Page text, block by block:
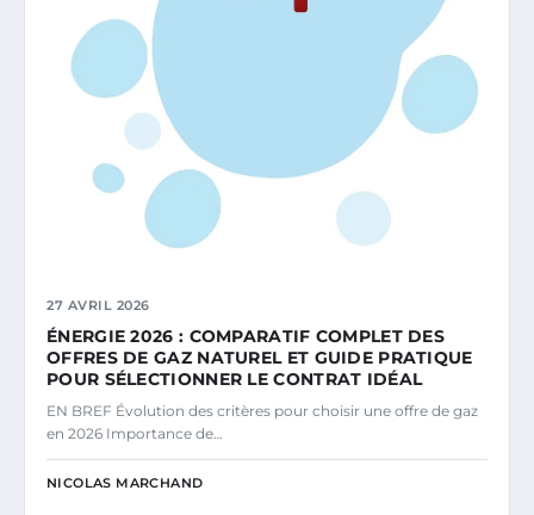
27 AVRIL 2026
ÉNERGIE 2026 : COMPARATIF COMPLET DES
OFFRES DE GAZ NATUREL ET GUIDE PRATIQUE
POUR SÉLECTIONNER LE CONTRAT IDÉAL
EN BREF Évolution des critères pour choisir une offre de gaz
en 2026 Importance de…
NICOLAS MARCHAND